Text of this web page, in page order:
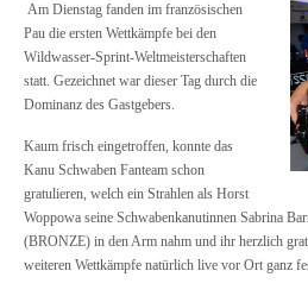
Am Dienstag fanden im französischen
Pau die ersten Wettkämpfe bei den
Wildwasser-Sprint-Weltmeisterschaften
statt. Gezeichnet war dieser Tag durch die
Dominanz des Gastgebers.
Kaum frisch eingetroffen, konnte das
Kanu Schwaben Fanteam schon
gratulieren, welch ein Strahlen als Horst
Woppowa seine Schwabenkanutinnen Sabrina
(BRONZE) in den Arm nahm und ihr herzlich
weiteren Wettkämpfe natürlich live vor Ort ganz